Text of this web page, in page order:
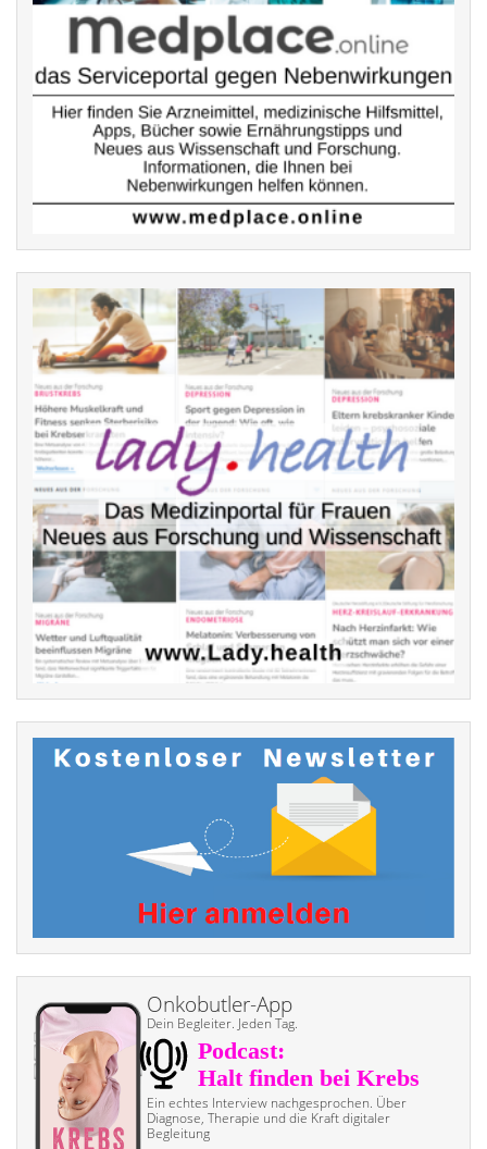
Onkobutler-App
Dein Begleiter. Jeden Tag.
Ein echtes Interview nach­gesprochen. Über
Diagnose, Therapie und die Kraft digitaler
Begleitung